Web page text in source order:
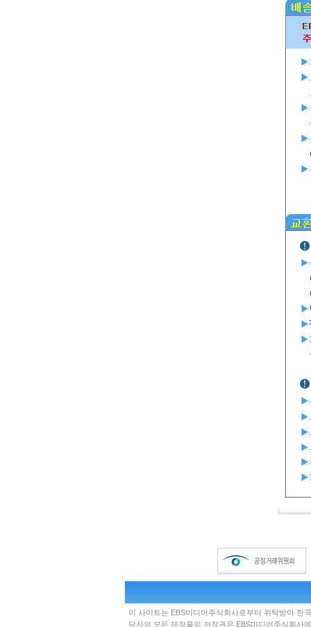
이 사이트는 EBS미디어주식회사로부터 위탁받아 한
당사의 모든 제작물의 저작권은 EBS미디어주식회사